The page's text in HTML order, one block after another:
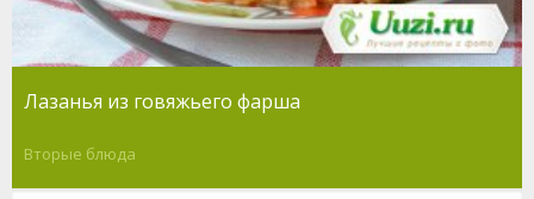
Лазанья из говяжьего фарша
Вторые блюда